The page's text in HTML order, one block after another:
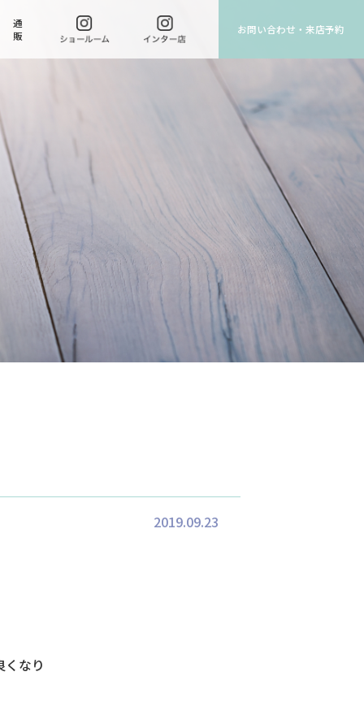
通
販
お問い合わせ・来店予約
2019.09.23
なり